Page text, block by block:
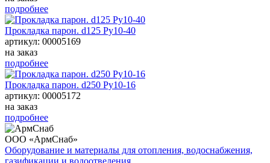
подробнее
Прокладка парон. d125 Ру10-40
артикул: 00005169
на заказ
подробнее
Прокладка парон. d250 Ру10-16
артикул: 00005172
на заказ
подробнее
ООО «АрмСнаб»
Оборудование и материалы для отопления, водоснабжения,